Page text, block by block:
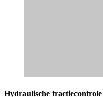
Hydraulische tractiecontrole